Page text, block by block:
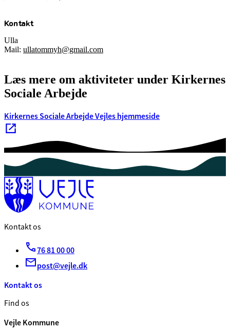
Kontakt
Ulla
Mail: ullatommyh@gmail.com
Læs mere om aktiviteter under Kirkernes
Sociale Arbejde
Kirkernes Sociale Arbejde Vejles hjemmeside
Kontakt os
76 81 00 00
post@vejle.dk
Kontakt os
Find os
Vejle Kommune